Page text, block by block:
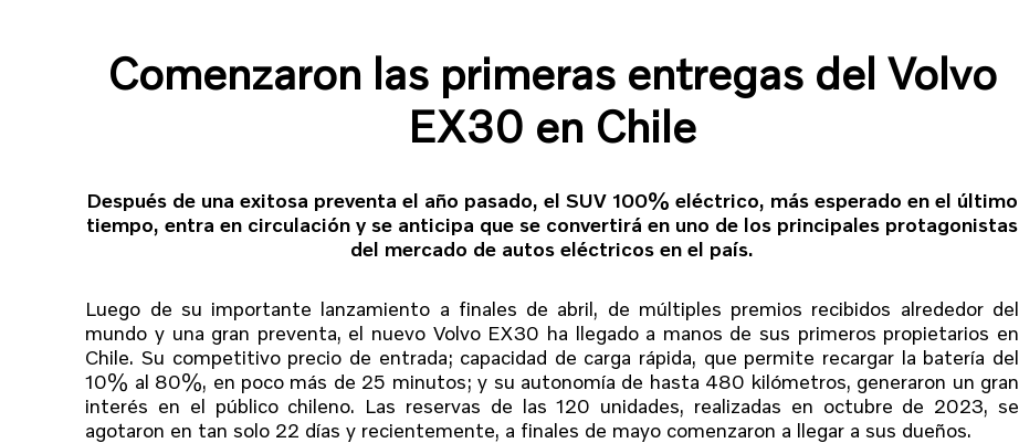
Comenzaron las primeras entregas del Volvo
EX30 en Chile
Después de una exitosa preventa el año pasado, el SUV 100% eléctrico, más esperado en el último
tiempo, entra en circulación y se anticipa que se convertirá en uno de los principales protagonistas
del mercado de autos eléctricos en el país.
Luego de su importante lanzamiento a finales de abril, de múltiples premios recibidos alrededor del
mundo y una gran preventa, el nuevo Volvo EX30 ha llegado a manos de sus primeros propietarios en
Chile. Su competitivo precio de entrada; capacidad de carga rápida, que permite recargar la batería del
10% al 80%, en poco más de 25 minutos; y su autonomía de hasta 480 kilómetros, generaron un gran
interés en el público chileno. Las reservas de las 120 unidades, realizadas en octubre de 2023, se
agotaron en tan solo 22 días y recientemente, a finales de mayo comenzaron a llegar a sus dueños.